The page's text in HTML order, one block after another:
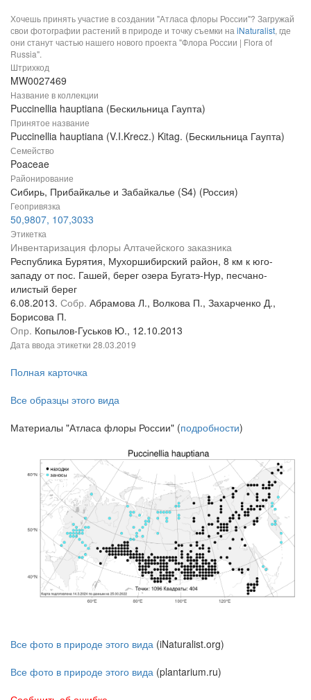
Хочешь принять участие в создании "Атласа флоры России"? Загружай
свои фотографии растений в природе и точку съемки на iNaturalist, где
они станут частью нашего нового проекта "Флора России | Flora of
Russia".
Штрихкод
MW0027469
Название в коллекции
Puccinellia hauptiana (Бескильница Гаупта)
Принятое название
Puccinellia hauptiana (V.I.Krecz.) Kitag. (Бескильница Гаупта)
Семейство
Poaceae
Районирование
Сибирь, Прибайкалье и Забайкалье (S4) (Россия)
Геопривязка
50,9807, 107,3033
Этикетка
Инвентаризация флоры Алтачейского заказника
Республика Бурятия, Мухоршибирский район, 8 км к юго-
западу от пос. Гашей, берег озера Бугатэ-Нур, песчано-
илистый берег
6.08.2013. Собр. Абрамова Л., Волкова П., Захарченко Д.,
Борисова П.
Опр. Копылов-Гуськов Ю., 12.10.2013
Дата ввода этикетки 28.03.2019
Полная карточка
Все образцы этого вида
Материалы "Атласа флоры России" (подробности)
Все фото в природе этого вида (iNaturalist.org)
Все фото в природе этого вида (plantarium.ru)